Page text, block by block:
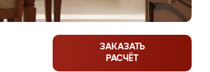
ЗАКАЗАТЬ
РАСЧЁТ